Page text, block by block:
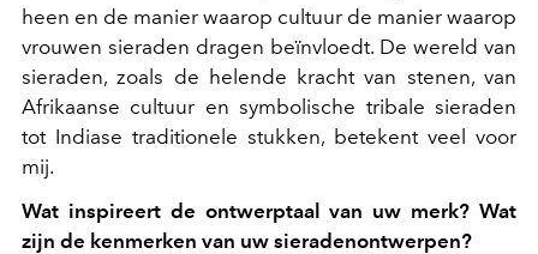
heen en de manier waarop cultuur de manier waarop
vrouwen sieraden dragen beïnvloedt. De wereld van
sieraden, zoals de helende kracht van stenen, van
Afrikaanse cultuur en symbolische tribale sieraden
tot Indiase traditionele stukken, betekent veel voor
mij.
Wat inspireert de ontwerptaal van uw merk? Wat
zijn de kenmerken van uw sieradenontwerpen?